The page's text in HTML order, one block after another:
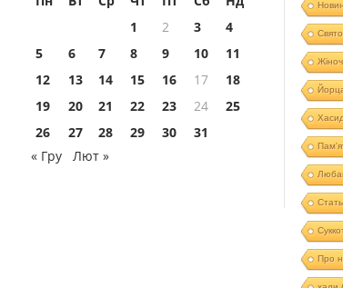
1
2 3
4
5
6 7 8 9 10
11
12
13 14 15 16 17
18
19
20 21 22 23 24
25
26
27 28 29 30
31
« Гру
Лют »
Свято
Про